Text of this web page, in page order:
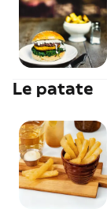
Le patate